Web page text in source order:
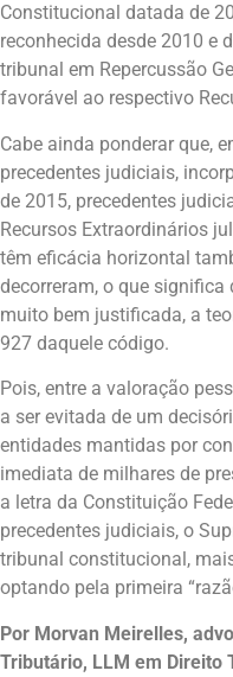
Constitucional datada de
reconhecida desde 2010 e
tribunal em Repercussão
favorável ao respectivo
Cabe ainda ponderar que,
precedentes judiciais,
de 2015, precedentes
Recursos Extraordinários
têm eficácia horizontal
decorreram, o que significa
muito bem justificada, a
927 daquele código.
Pois, entre a valoração
a ser evitada de um
entidades mantidas por
imediata de milhares de
a letra da Constituição
precedentes judiciais, o
tribunal constitucional,
optando pela primeira
Por Morvan Meirelles,
Tributário, LLM em Direito